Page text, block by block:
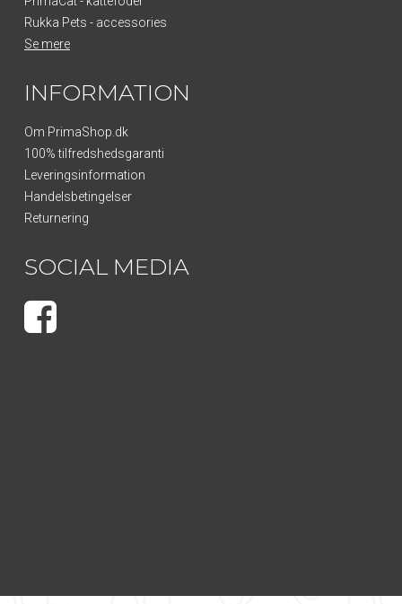
Rukka Pets - accessories
Se mere
INFORMATION
Om PrimaShop.dk
100% tilfredshedsgaranti
Leveringsinformation
Handelsbetingelser
Returnering
SOCIAL MEDIA